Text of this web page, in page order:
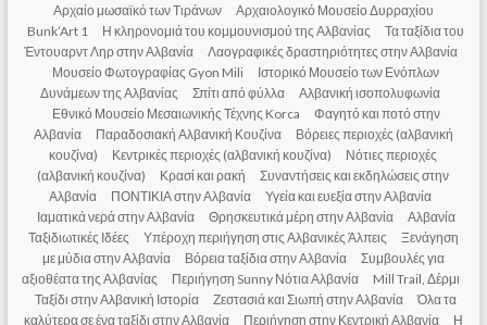
Αρχαίο μωσαϊκό των Τιράνων
Αρχαιολογικό Μουσείο Δυρραχίου
Bunk’Art 1
Η κληρονομιά του κομμουνισμού της Αλβανίας
Τα ταξίδια του
Έντουαρντ Ληρ στην Αλβανία
Λαογραφικές δραστηριότητες στην Αλβανία
Μουσείο Φωτογραφίας Gyon Mili
Ιστορικό Μουσείο των Ενόπλων
Δυνάμεων της Αλβανίας
Σπίτι από φύλλα
Αλβανική ισοπολυφωνία
Εθνικό Μουσείο Μεσαιωνικής Τέχνης Korca
Φαγητό και ποτό στην
Αλβανία
Παραδοσιακή Αλβανική Κουζίνα
Βόρειες περιοχές (αλβανική
κουζίνα)
Κεντρικές περιοχές (αλβανική κουζίνα)
Νότιες περιοχές
(αλβανική κουζίνα)
Κρασί και ρακή
Συναντήσεις και εκδηλώσεις στην
Αλβανία
ΠΟΝΤΙΚΙΑ στην Αλβανία
Υγεία και ευεξία στην Αλβανία
Ιαματικά νερά στην Αλβανία
Θρησκευτικά μέρη στην Αλβανία
Αλβανία
Ταξιδιωτικές Ιδέες
Υπέροχη περιήγηση στις Αλβανικές Άλπεις
Ξενάγηση
με μύδια στην Αλβανία
Βόρεια ταξίδια στην Αλβανία
Συμβουλές για
αξιοθέατα της Αλβανίας
Περιήγηση Sunny Νότια Αλβανία
Mill Trail, Δέρμι
Ταξίδι στην Αλβανική Ιστορία
Ζεστασιά και Σιωπή στην Αλβανία
Όλα τα
καλύτερα σε ένα ταξίδι στην Αλβανία
Περιήγηση στην Κεντρική Αλβανία Η